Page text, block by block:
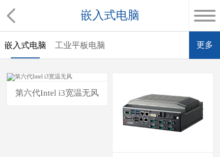
嵌入式电脑
嵌入式电脑 工业平板电脑 更多
第六代Intel i3宽温无风